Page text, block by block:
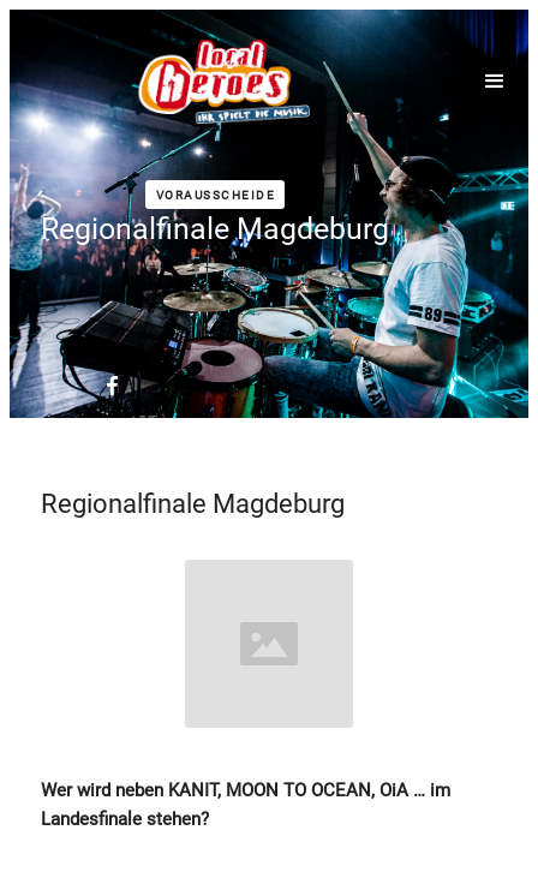
VORAUSSCHEIDE
Regionalfinale Magdeburg
Regionalfinale Magdeburg
Wer wird neben KANIT, MOON TO OCEAN, OiA … im
Landesfinale stehen?